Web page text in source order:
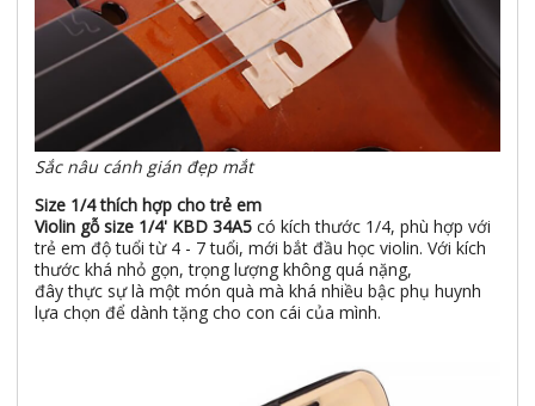
Sắc nâu cánh gián đẹp mắt
Size 1/4 thích hợp cho trẻ em
Violin gỗ size 1/4' KBD 34A5 có kích thước 1/4, phù hợp với
trẻ em độ tuổi từ 4 - 7 tuổi, mới bắt đầu học violin. Với kích
thước khá nhỏ gọn, trọng lượng không quá nặng,
đây thực sự là một món quà mà khá nhiều bậc phụ huynh
lựa chọn để dành tặng cho con cái của mình.